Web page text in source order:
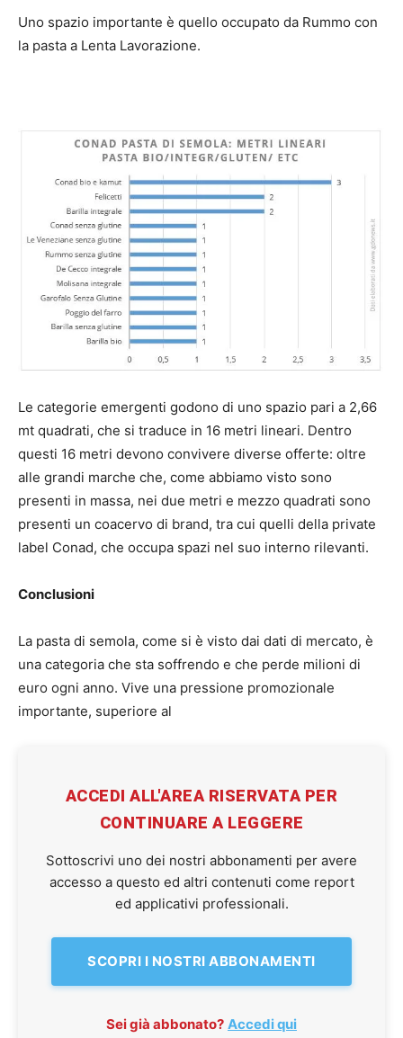
Uno spazio importante è quello occupato da Rummo con
la pasta a Lenta Lavorazione.
Le categorie emergenti godono di uno spazio pari a 2,66
mt quadrati, che si traduce in 16 metri lineari. Dentro
questi 16 metri devono convivere diverse offerte: oltre
alle grandi marche che, come abbiamo visto sono
presenti in massa, nei due metri e mezzo quadrati sono
presenti un coacervo di brand, tra cui quelli della private
label Conad, che occupa spazi nel suo interno rilevanti.
Conclusioni
La pasta di semola, come si è visto dai dati di mercato, è
una categoria che sta soffrendo e che perde milioni di
euro ogni anno. Vive una pressione promozionale
importante, superiore al
ACCEDI ALL'AREA RISERVATA PER
CONTINUARE A LEGGERE
Sottoscrivi uno dei nostri abbonamenti per avere
accesso a questo ed altri contenuti come report
ed applicativi professionali.
SCOPRI I NOSTRI ABBONAMENTI
Sei già abbonato? Accedi qui